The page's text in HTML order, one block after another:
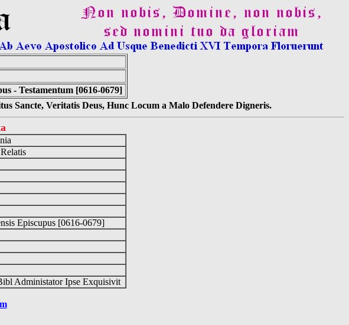
- Testamentum [0616-0679]
Sancte, Veritatis Deus, Hunc Locum a Malo Defendere Digneris.
Episcupus [0616-0679]
Administator Ipse Exquisivit